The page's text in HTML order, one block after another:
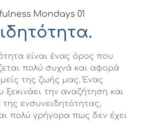
Mondays 01
είναι ένας όρος που
πολύ συχνά και αφορά
της ζωής μας. Ένας
την αναζήτηση και
ενσυνειδητότητας,
πολύ γρήγορα πως δεν έχει